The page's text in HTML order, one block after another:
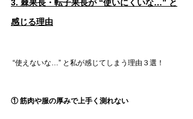
3. 棘果長・転子果長が “使いにくいな…” と
感じる理由
“使えないな…” と私が感じてしまう理由３選！
① 筋肉や服の厚みで上手く測れない